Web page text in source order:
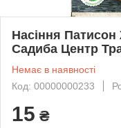
Насіння
Садиба Центр
Немає в наявності
Код: 00000000233
15 ₴